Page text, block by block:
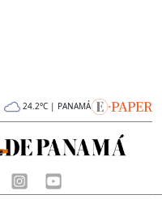
24.2°C | PANAMÁ